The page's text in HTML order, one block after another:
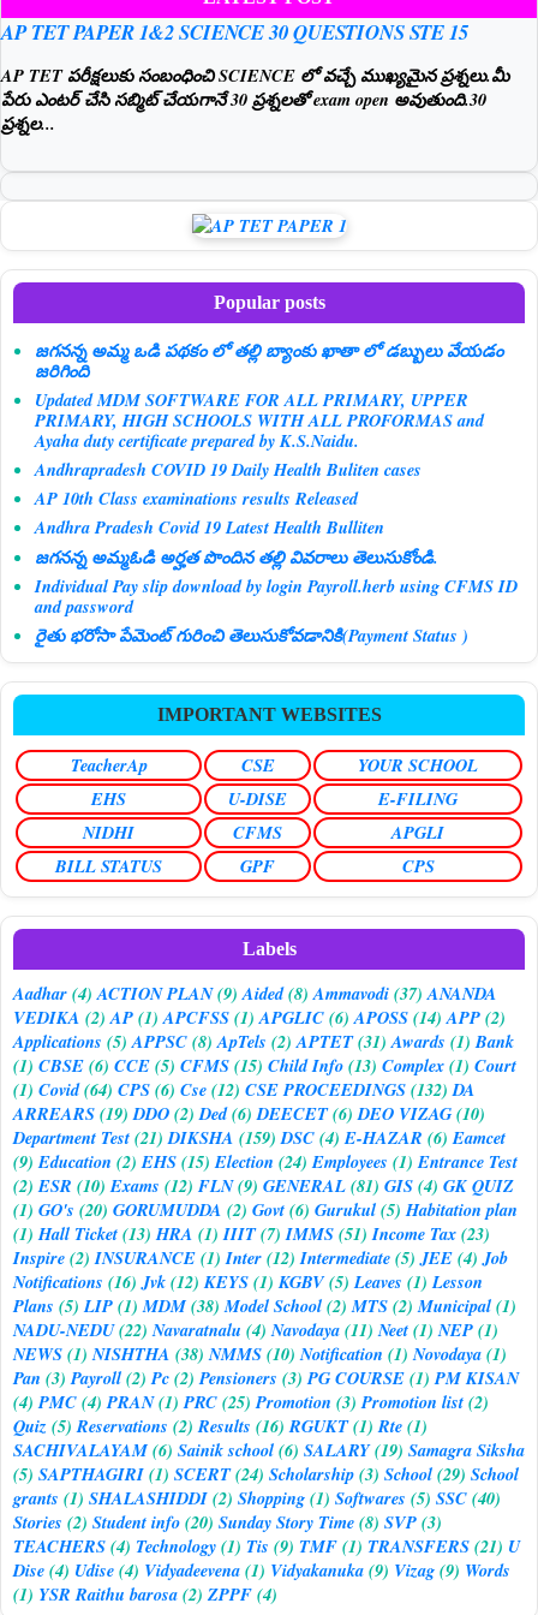
AP TET PAPER 1&2 SCIENCE 30 QUESTIONS STE 15
AP TET పరీక్షలుకు సంబంధించి SCIENCE లో వచ్చే ముఖ్యమైన ప్రశ్నలు.మీ
పేరు ఎంటర్ చేసి సబ్మిట్ చేయగానే 30 ప్రశ్నలతో exam open అవుతుంది.30
ప్రశ్నల...
Popular posts
జగనన్న అమ్మ ఒడి పథకం లో తల్లి బ్యాంకు ఖాతా లో డబ్బులు వేయడం
జరిగింది
Updated MDM SOFTWARE FOR ALL PRIMARY, UPPER
PRIMARY, HIGH SCHOOLS WITH ALL PROFORMAS and
Ayaha duty certificate prepared by K.S.Naidu.
Andhrapradesh COVID 19 Daily Health Buliten cases
AP 10th Class examinations results Released
Andhra Pradesh Covid 19 Latest Health Bulliten
జగనన్న అమ్మఓడి అర్హత పొందిన తల్లి వివరాలు తెలుసుకోండి.
Individual Pay slip download by login Payroll.herb using CFMS ID
and password
రైతు భరోసా పేమెంట్ గురించి తెలుసుకోవడానికి(Payment Status )
IMPORTANT WEBSITES
TeacherAp CSE
YOUR SCHOOL
EHS
U-DISE
E-FILING
NIDHI
CFMS
APGLI
BILL STATUS
GPF CPS
Labels
Aadhar(4) ACTION PLAN(9) Aided(8) Ammavodi(37) ANANDA
VEDIKA (2) AP(1) APCFSS(1) APGLIC(6) APOSS(14) APP(2)
Applications (5) APPSC(8) ApTels (2) APTET(31) Awards (1) Bank
(1) CBSE(6) CCE(5) CFMS(15) Child Info(13) Complex(1) Court
(1) Covid(64) CPS(6) Cse(12) CSE PROCEEDINGS(132) DA
ARREARS(19) DDO(2) Ded(6) DEECET(6) DEO VIZAG(10)
Department Test(21) DIKSHA (159) DSC(4) E-HAZAR (6) Eamcet
(9) Education (2) EHS(15) Election (24) Employees (1) Entrance Test
(2) ESR (10) Exams (12) FLN(9) GENERAL(81) GIS(4) GK QUIZ
(1) GO's (20) GORUMUDDA (2) Govt(6) Gurukul(5) Habitation plan
(1) Hall Ticket(13) HRA (1) IIIT(7) IMMS(51) Income Tax(23)
Inspire(2) INSURANCE(1) Inter(12) Intermediate(5) JEE(4) Job
Notifications (16) Jvk(12) KEYS(1) KGBV(5) Leaves (1) Lesson
Plans (5) LIP(1) MDM(38) Model School(2) MTS(2) Municipal(1)
NADU-NEDU(22) Navaratnalu (4) Navodaya(11) Neet(1) NEP(1)
NEWS(1) NISHTHA (38) NMMS(10) Notification (1) Novodaya(1)
Pan (3) Payroll(2) Pc(2) Pensioners (3) PG COURSE(1) PM KISAN
(4) PMC(4) PRAN(1) PRC(25) Promotion (3) Promotion list(2)
Quiz(5) Reservations (2) Results (16) RGUKT(1) Rte(1)
SACHIVALAYAM(6) Sainik school(6) SALARY(19) Samagra Siksha
(5) SAPTHAGIRI(1) SCERT(24) Scholarship(3) School(29) School
grants (1) SHALASHIDDI(2) Shopping(1) Softwares (5) SSC(40)
Stories (2) Student info(20) Sunday Story Time(8) SVP(3)
TEACHERS(4) Technology(1) Tis (9) TMF(1) TRANSFERS(21) U
Dise(4) Udise(4) Vidyadeevena(1) Vidyakanuka(9) Vizag(9) Words
(1) YSR Raithu barosa(2) ZPPF(4)